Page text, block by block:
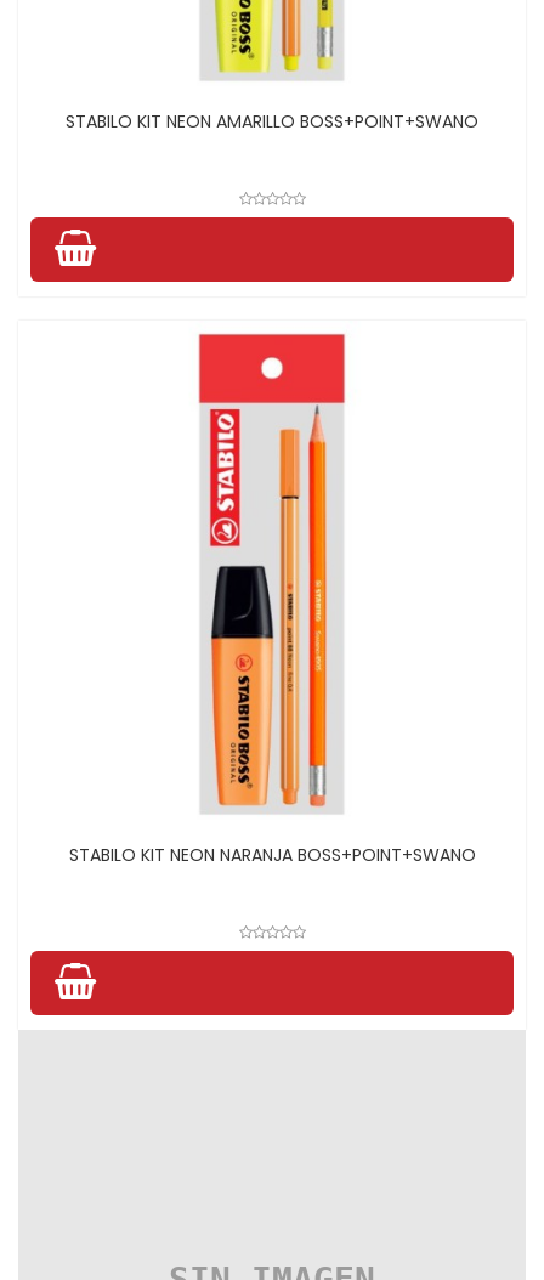
STABILO KIT NEON AMARILLO BOSS+POINT+SWANO
STABILO KIT NEON NARANJA BOSS+POINT+SWANO